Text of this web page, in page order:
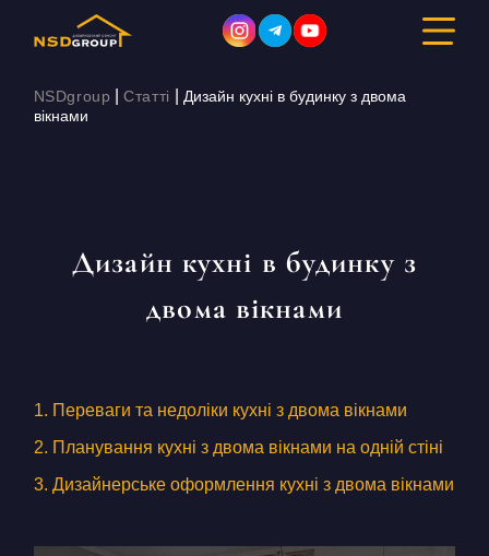
БУДІВНИЦТВО
ПОРТФОЛІО
ПРО КОМПАНІЮ
КОНТАКТИ
БЛОГ
NSDgroup |Статті
Дизайн кухні в будинку з двома
вікнами
Дизайн кухні в будинку з
двома вікнами
1. Переваги та недоліки кухні з двома вікнами
2. Планування кухні з двома вікнами на одній стіні
3. Дизайнерське оформлення кухні з двома вікнами